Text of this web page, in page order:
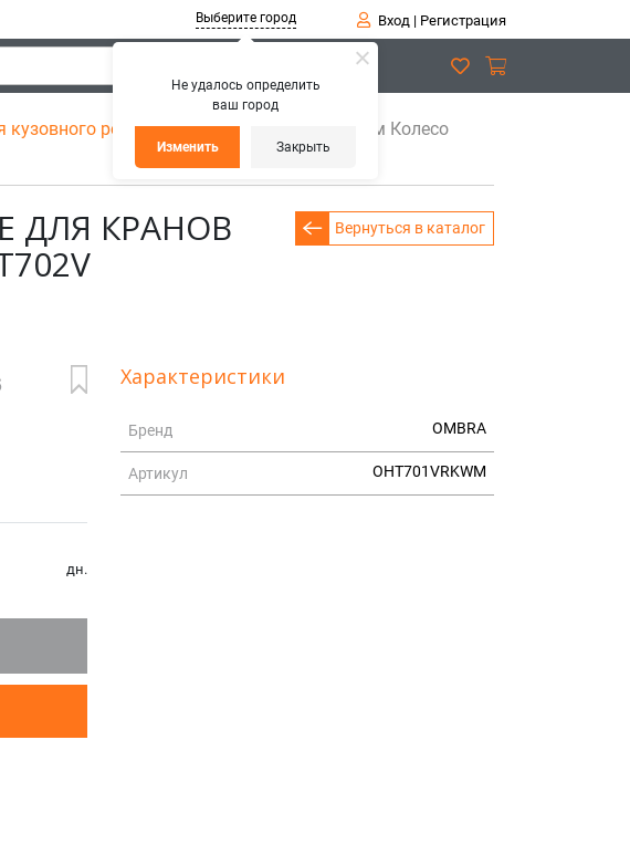
Не удалось определить
ваш город
Изменить Закрыть
Выберите город Вход| Регистрация
кузовного ремонта
OHT701VRKWM 75мм Колесо
Вернуться в каталог
ДЛЯ КРАНОВ
дн.
Характеристики
Бренд OMBRA
Артикул OHT701VRKWM